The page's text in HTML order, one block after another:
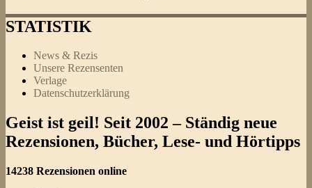
STATISTIK
News & Rezis
Unsere Rezensenten
Verlage
Datenschutzerklärung
Geist ist geil! Seit 2002 – Ständig neue
Rezensionen, Bücher, Lese- und Hörtipps
14238 Rezensionen online